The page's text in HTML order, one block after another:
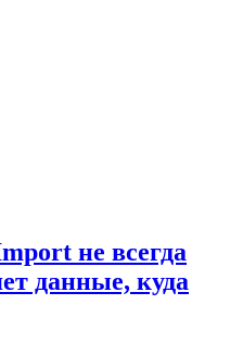
не всегда
данные, куда